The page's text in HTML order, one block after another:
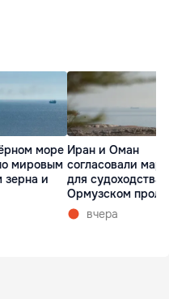
море
мировым
зерна и
Иран и Оман
согласовали
для судоходства
Ормузском
вчера